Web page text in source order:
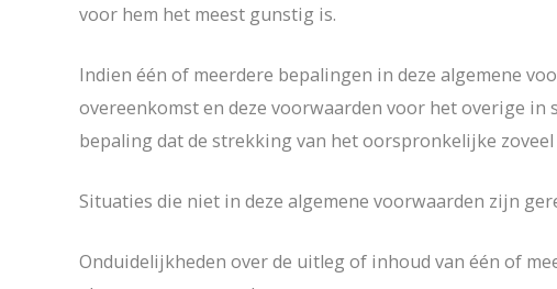
voor hem het meest gunstig is.
Indien één of meerdere bepalingen in deze algemene
overeenkomst en deze voorwaarden voor het overige
bepaling dat de strekking van het oorspronkelijke
Situaties die niet in deze algemene voorwaarden zijn
Onduidelijkheden over de uitleg of inhoud van één of